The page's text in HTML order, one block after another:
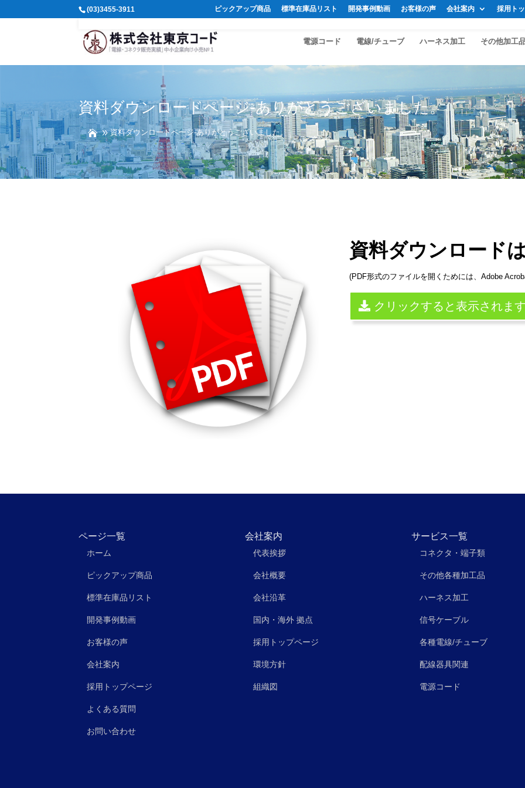
(03)3455-3911 ピックアップ商品 標準在庫品リスト 開発事例動画 お客様の声 会社案内 採用ト
電源コード 電線/チューブ ハーネス加工 その他加工
資料ダウンロードページ-ありがとうございました。
資料ダウンロードページ-ありがとうございました。
資料ダウンロード
(PDF形式のファイルを開くためには、Adobe
クリックすると表示されます
ページ一覧
ホーム
ピックアップ商品
標準在庫品リスト
開発事例動画
お客様の声
会社案内
採用トップページ
よくある質問
お問い合わせ
会社案内
代表挨拶
会社概要
会社沿革
国内・海外 拠点
採用トップページ
環境方針
組織図
サービス一覧
コネクタ・端子類
その他各種加工品
ハーネス加工
信号ケーブル
各種電線/チューブ
配線器具関連
電源コード